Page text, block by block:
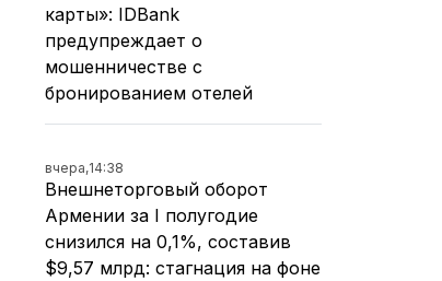
карты»: IDBank
предупреждает о
мошенничестве с
бронированием отелей
вчера,14:38
Внешнеторговый оборот
Армении за I полугодие
снизился на 0,1%, составив
$9,57 млрд: стагнация на фоне